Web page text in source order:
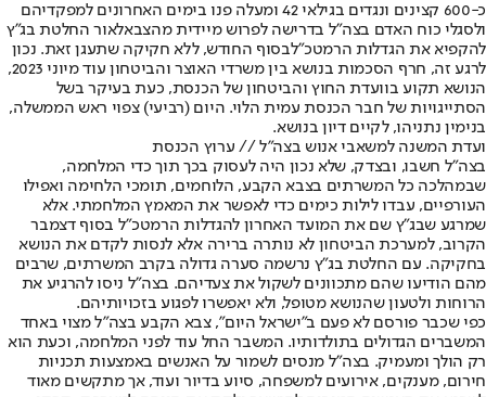
כ-600 קצינים ונגדים בגילאי 42 ומעלה פנו בימים האחרונים למפקדיהם
ולסגלי כוח האדם בצה"ל בדרישה לפרוש מיידית מהצבאלאור החלטת בג"ץ
להקפיא את הגדלות הרמטכ"לבסוף החודש, ללא חקיקה שתעגן זאת. נכון
לרגע זה, חרף הסכמות בנושא בין משרדי האוצר והביטחון עוד מיוני 2023,
הנושא תקוע בוועדת החוץ והביטחון של הכנסת, כעת בעיקר בשל
הסתייגויות של חבר הכנסת עמית הלוי. היום (רביעי) צפוי ראש הממשלה,
בנימין נתניהו, לקיים דיון בנושא.
ועדת המשנה למשאבי אנוש בצה"ל // ערוץ הכנסת
בצה"ל חשבו, ובצדק, שלא נכון היה לעסוק בכך תוך כדי המלחמה,
שבמהלכה כל המשרתים בצבא הקבע, הלוחמים, תומכי הלחימה ואפילו
העורפיים, עבדו לילות כימים כדי לאפשר את המאמץ המלחמתי. אלא
שמרגע שבג"ץ שם את המועד האחרון להגדלות הרמטכ"ל בסוף דצמבר
הקרוב, למערכת הביטחון לא נותרה ברירה אלא לנסות לקדם את הנושא
בחקיקה. עם החלטת בג"ץ נרשמה סערה גדולה בקרב המשרתים, שרבים
מהם הודיעו שהם מתכוונים לשקול את צעדיהם. בצה"ל ניסו להרגיע את
הרוחות ולטעון שהנושא מטופל, ולא יאפשרו לפגוע בזכויותיהם.
כפי שכבר פורסם לא פעם ב"ישראל היום", צבא הקבע בצה"ל מצוי באחד
המשברים הגדולים בתולדותיו. המשבר החל עוד לפני המלחמה, וכעת הוא
רק הולך ומעמיק. בצה"ל מנסים לשמור על האנשים באמצעות תכניות
חירום, מענקים, אירועים למשפחה, סיוע בדיור ועוד, אך מתקשים מאוד